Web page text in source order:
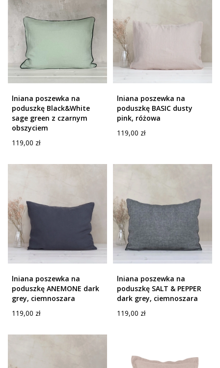
lniana poszewka na
poduszkę Black&White
sage green z czarnym
obszyciem
Cena
119,00 zł
lniana poszewka na
poduszkę BASIC dusty
pink, różowa
Cena
119,00 zł
lniana poszewka na
poduszkę ANEMONE dark
grey, ciemnoszara
Cena
119,00 zł
lniana poszewka na
poduszkę SALT & PEPPER
dark grey, ciemnoszara
Cena
119,00 zł